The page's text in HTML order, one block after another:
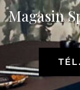
Magasin